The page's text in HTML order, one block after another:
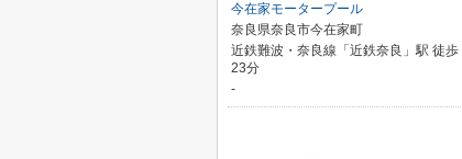
今在家モータープール
奈良県奈良市今在家町
近鉄難波・奈良線「近鉄奈良」駅 徒歩
23分
-